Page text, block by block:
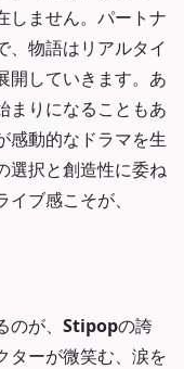
しません。パートナ
、物語はリアルタイ
開していきます。あ
まりになることもあ
感動的なドラマを生
選択と創造性に委ね
ブ感こそが、
が、 Stipopの誇
ターが微笑む、涙を